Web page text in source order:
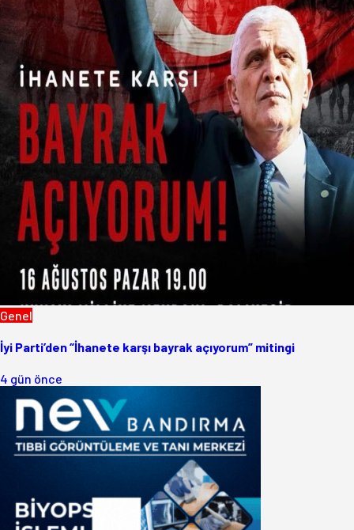
Genel
İyi Parti’den “İhanete karşı bayrak açıyorum” mitingi
4 gün önce